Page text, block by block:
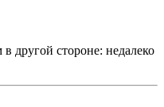
другой стороне: недалеко